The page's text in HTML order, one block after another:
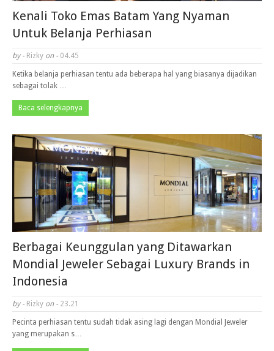
Kenali Toko Emas Batam Yang Nyaman
Untuk Belanja Perhiasan
by - Rizky on - 04.45
Ketika belanja perhiasan tentu ada beberapa hal yang biasanya dijadikan
sebagai tolak …
Baca selengkapnya
Berbagai Keunggulan yang Ditawarkan
Mondial Jeweler Sebagai Luxury Brands in
Indonesia
by - Rizky on - 23.21
Pecinta perhiasan tentu sudah tidak asing lagi dengan Mondial Jeweler
yang merupakan s…